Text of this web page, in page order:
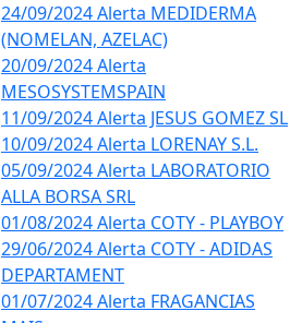
24/09/2024 Alerta MEDIDERMA
(NOMELAN, AZELAC)
20/09/2024 Alerta
MESOSYSTEMSPAIN
11/09/2024 Alerta JESUS GOMEZ SL
10/09/2024 Alerta LORENAY S.L.
05/09/2024 Alerta LABORATORIO
ALLA BORSA SRL
01/08/2024 Alerta COTY - PLAYBOY
29/06/2024 Alerta COTY - ADIDAS
DEPARTAMENT
01/07/2024 Alerta FRAGANCIAS